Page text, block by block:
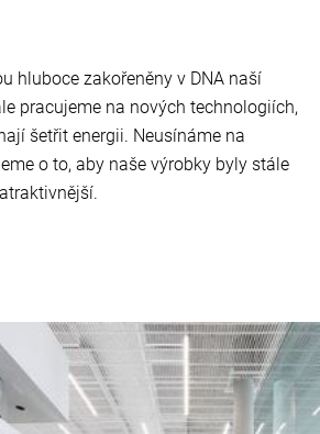
hluboce zakořeněny v DNA naší
pracujeme na nových technologiích,
šetřit energii. Neusínáme na
o to, aby naše výrobky byly stále